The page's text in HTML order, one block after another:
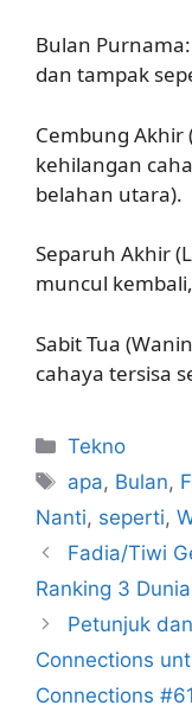
Bulan
dan tampak
Cembung Akhir
kehilangan
belahan utara).
Separuh Akhir
muncul
Sabit Tua
cahaya tersisa
Kategori
Tekno
Tag
apa, Bulan,
Nanti, seperti,
Fadia/Tiwi
Ranking 3
Petunjuk
Connections
Connections